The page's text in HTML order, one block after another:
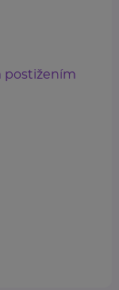
postižením